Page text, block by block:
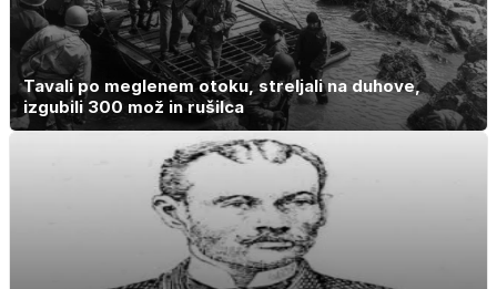
Tavali po meglenem otoku, streljali na duhove,
izgubili 300 mož in rušilca